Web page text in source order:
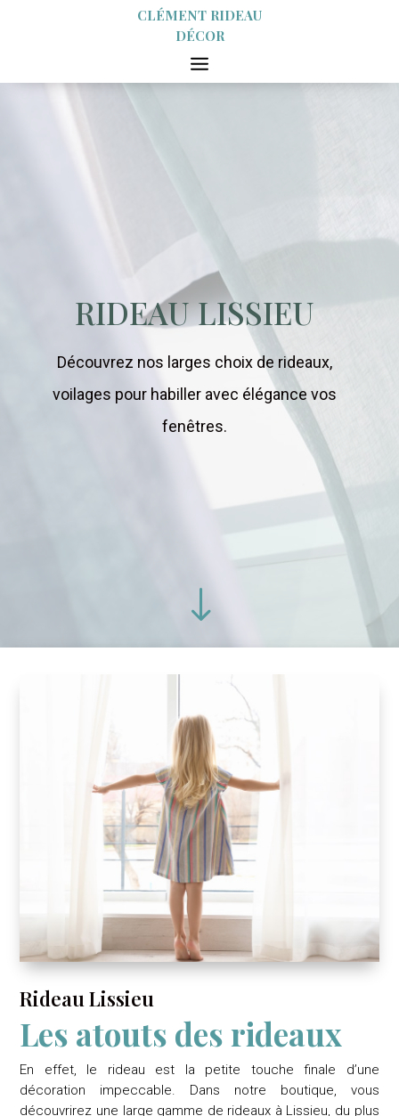
CLÉMENT RIDEAU
DÉCOR
RIDEAU LISSIEU
Découvrez nos larges choix de rideaux,
voilages pour habiller avec élégance vos
fenêtres.
"
Rideau Lissieu
Les atouts des rideaux
En effet, le rideau est la petite touche finale d’une
décoration impeccable. Dans notre boutique, vous
découvrirez une large gamme de rideaux à Lissieu, du plus